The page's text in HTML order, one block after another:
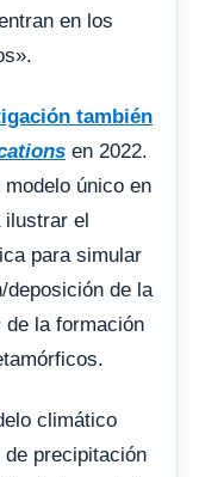
en los
también
en 2022.
único en
el
para simular
deposición de la
de la formación
climático
precipitación